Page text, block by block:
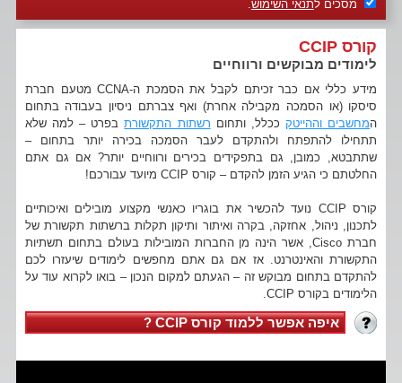
מסכים לתנאי השימוש.
קורס CCIP
לימודים מבוקשים ורווחיים
מידע כללי אם כבר זכיתם לקבל את הסמכת ה-CCNA מטעם חברת
סיסקו (או הסמכה מקבילה אחרת) ואף צברתם ניסיון בעבודה בתחום
המחשבים וההייטק ככלל, ותחום רשתות התקשורתבפרט – למה שלא
תתחילו להתפתח ולהתקדם לעבר הסמכה בכירה יותר בתחום –
שתתבטא, כמובן, גם בתפקידים בכירים ורווחיים יותר? אם גם אתם
החלטתם כי הגיע הזמן להקדם – קורס CCIP מיועד עבורכם!
קורס CCIP נועד להכשיר את בוגריו כאנשי מקצוע מובילים ואיכותיים
לתכנון, ניהול, אחזקה, בקרה ואיתור ותיקון תקלות ברשתות תקשורת של
חברת Cisco, אשר הינה מן החברות המובילות בעולם בתחום תשתיות
התקשורת והאינטרנט. אז אם גם אתם מחפשים לימודים שיעזרו לכם
להתקדם בתחום מבוקש זה – הגעתם למקום הנכון – בואו לקרוא עוד על
הלימודים בקורס CCIP.
איפה אפשר ללמוד קורס CCIP ?